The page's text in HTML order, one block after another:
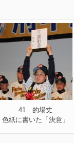
41 的場丈
色紙に書いた「決意」